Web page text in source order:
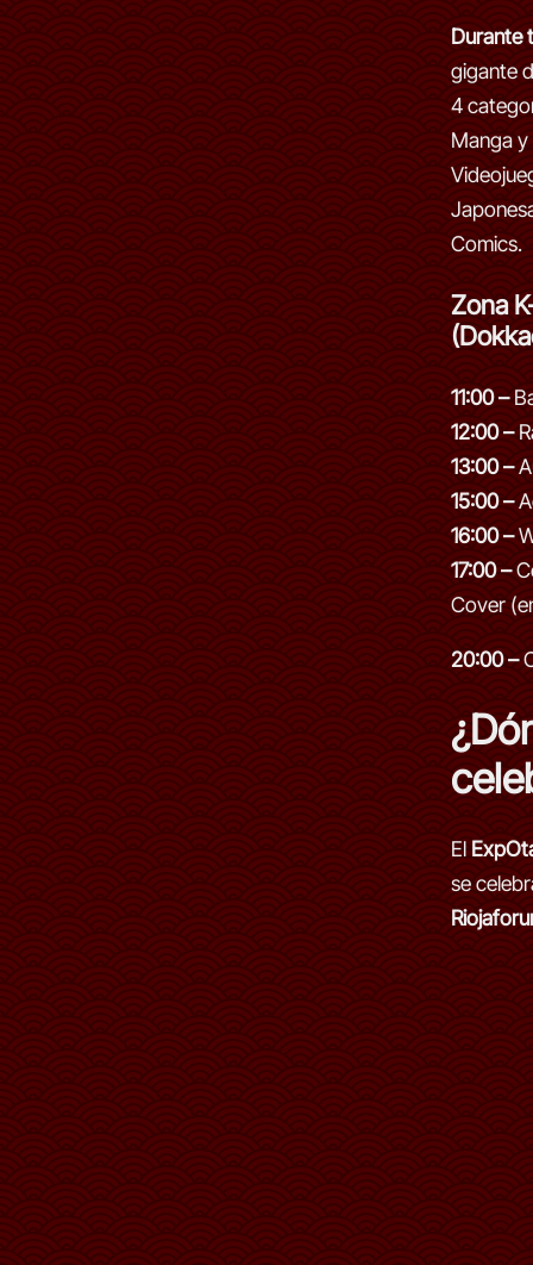
Durante
gigante
4
Manga y
Comics.
Zona
11:00 –
12:00 –
13:00 –
15:00 –
16:00 –
17:00 –
Cover
20:00 –
El
se